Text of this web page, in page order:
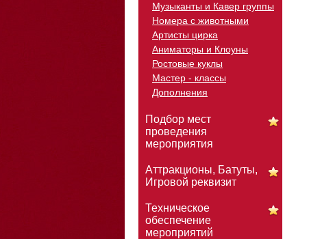
Музыканты и Кавер группы
Номера с животными
Артисты цирка
Аниматоры и Клоуны
Ростовые куклы
Мастер - классы
Дополнения
Подбор мест
проведения
мероприятия
Аттракционы, Батуты,
Игровой реквизит
Техническое
обеспечение
мероприятий